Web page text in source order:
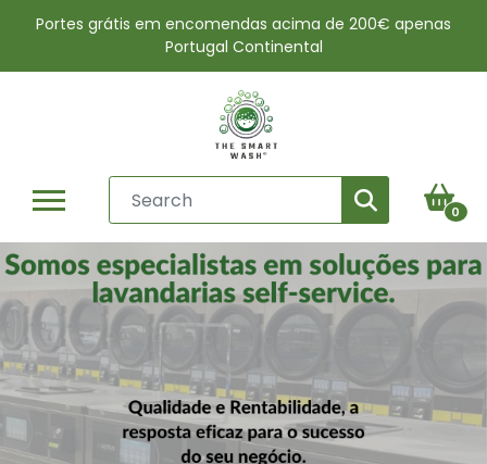
Portes grátis em encomendas acima de 200€ apenas
Portugal Continental
0